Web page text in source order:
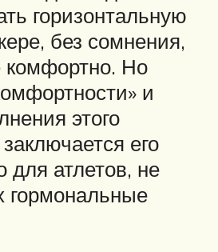
горизонтальную
без сомнения,
комфортно. Но
и
этого
его
для атлетов, не